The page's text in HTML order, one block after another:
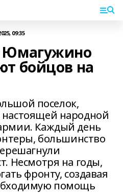
09:35
бойцов на
поселок,
народной
Каждый день
большинство
Несмотря на годы,
фронту, создавая
помощь